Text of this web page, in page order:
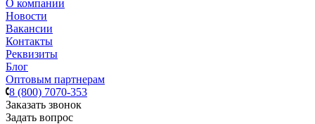
О компании
Новости
Вакансии
Контакты
Реквизиты
Блог
Оптовым партнерам
8 (800) 7070-353
Заказать звонок
Задать вопрос